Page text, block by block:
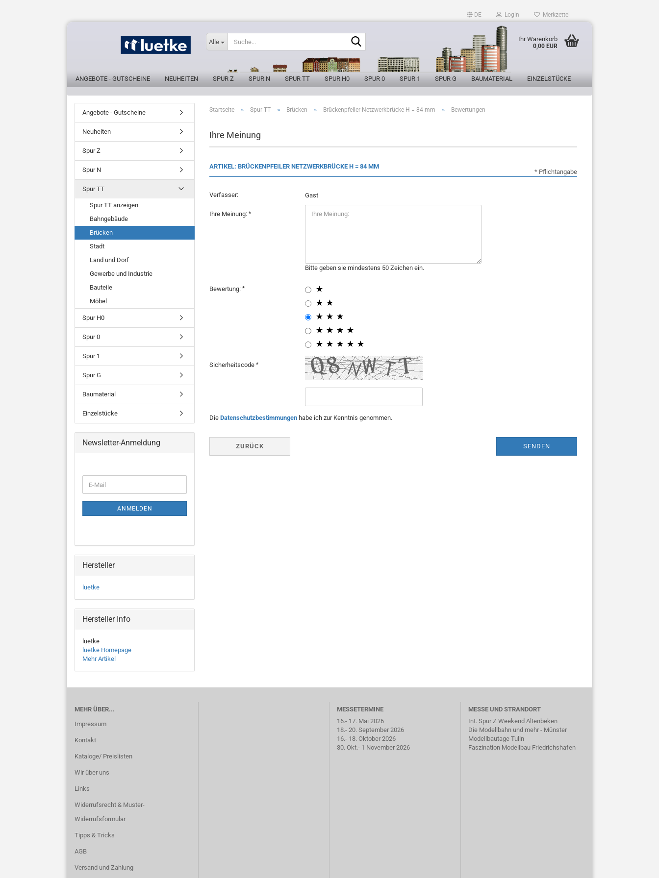
DE Login Merkzettel
Alle Ihr Warenkorb
0,00 EUR
ANGEBOTE - GUTSCHEINE NEUHEITEN SPUR Z SPUR N SPUR TT SPUR H0 SPUR 0 SPUR 1 SPUR G BAUMATERIAL EINZELSTÜCKE
Startseite » Spur TT » Brücken » Brückenpfeiler Netzwerkbrücke H = 84 mm » Bewertungen
Ihre Meinung
ARTIKEL: BRÜCKENPFEILER NETZWERKBRÜCKE H = 84 MM
Verfasser: Gast
Ihre Meinung:
Bitte geben sie mindestens 50 Zeichen ein.
Bewertung:
Sicherheitscode
Die Datenschutzbestimmungen habe ich zur Kenntnis genommen.
ZURÜCK SENDEN
* Pflichtangabe
Angebote - Gutscheine
Neuheiten
Spur Z
Spur N
Spur TT
Spur TT anzeigen
Bahngebäude
Brücken
Stadt
Land und Dorf
Gewerbe und Industrie
Bauteile
Möbel
Spur H0
Spur 0
Spur 1
Spur G
Baumaterial
Einzelstücke
Newsletter-Anmeldung
ZUR
ANMELDUNG
E-
Mail
ANMELDEN
Hersteller
luetke
Hersteller Info
luetke
luetke Homepage
Mehr Artikel
MEHR ÜBER...
Impressum
Kontakt
Kataloge/ Preislisten
Wir über uns
Links
Widerrufsrecht & Muster-
Widerrufsformular
Tipps & Tricks
AGB
Versand und Zahlung
MESSETERMINE
16.- 17. Mai 2026
18.- 20. September 2026
16.- 18. Oktober 2026
30. Okt.- 1 November 2026
MESSE UND STRANDORT
Int. Spur Z Weekend Altenbeken
Die Modellbahn und mehr - Münster
Modellbautage Tulln
Faszination Modellbau Friedrichshafen